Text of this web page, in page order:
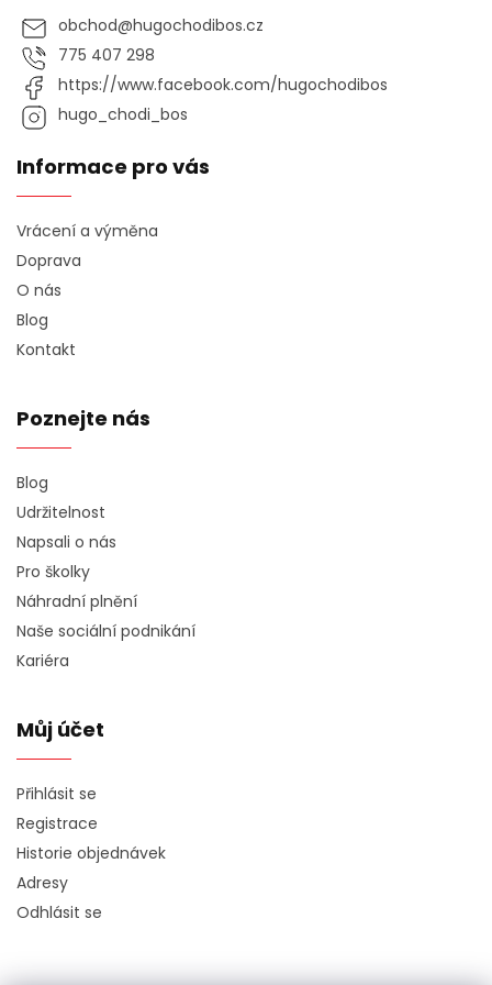
obchod@hugochodibos.cz
775 407 298
https://www.facebook.com/hugochodibos
hugo_chodi_bos
Informace pro vás
Vrácení a výměna
Doprava
O nás
Blog
Kontakt
Poznejte nás
Blog
Udržitelnost
Napsali o nás
Pro školky
Náhradní plnění
Naše sociální podnikání
Kariéra
Můj účet
Přihlásit se
Registrace
Historie objednávek
Adresy
Odhlásit se